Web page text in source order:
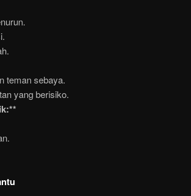
teman sebaya.
yang berisiko.